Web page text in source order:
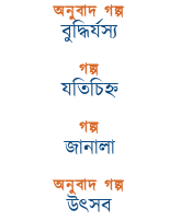
অনুবাদ গল্প
বুদ্ধির্যস্য
গল্প
যতিচিহ্ন
গল্প
জানালা
অনুবাদ গল্প
উৎসব